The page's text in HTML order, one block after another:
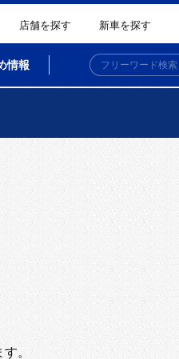
店舗を探す 新車を探す
情報
す。